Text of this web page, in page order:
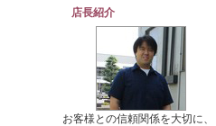
店長紹介
お客様との信頼関係を大切に、